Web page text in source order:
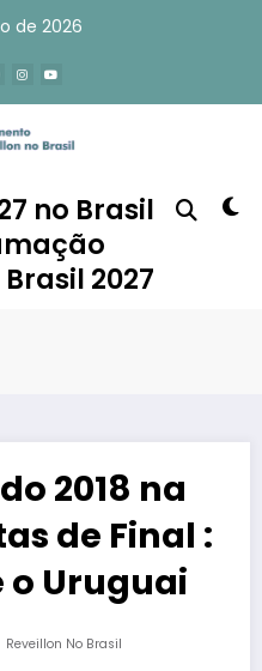
de 2026
no Brasil
2027
2018 na
de Final :
o Uruguai
Reveillon No Brasil